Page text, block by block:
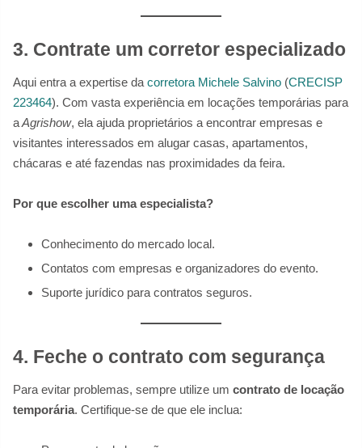
3. Contrate um corretor especializado
Aqui entra a expertise da corretora Michele Salvino (CRECISP
223464). Com vasta experiência em locações temporárias para
aAgrishow, ela ajuda proprietários a encontrar empresas e
visitantes interessados em alugar casas, apartamentos,
chácaras e até fazendas nas proximidades da feira.
Por que escolher uma especialista?
Conhecimento do mercado local.
Contatos com empresas e organizadores do evento.
Suporte jurídico para contratos seguros.
4. Feche o contrato com segurança
Para evitar problemas, sempre utilize um contrato de locação
temporária. Certifique-se de que ele inclua: